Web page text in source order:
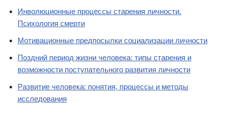
Инволюционные процессы старения личности.
Психология смерти
Мотивационные предпосылки социализации личности
Поздний период жизни человека: типы старения и
возможности поступательного развития личности
Развитие человека: понятия, процессы и методы
исследования